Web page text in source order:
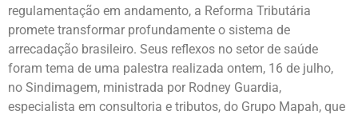
regulamentação em andamento, a Reforma Tributária
promete transformar profundamente o sistema de
arrecadação brasileiro. Seus reflexos no setor de saúde
foram tema de uma palestra realizada ontem, 16 de julho,
no Sindimagem, ministrada por Rodney Guardia,
especialista em consultoria e tributos, do Grupo Mapah, que